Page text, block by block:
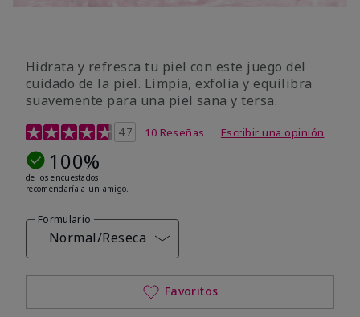
Hidrata y refresca tu piel con este juego del
cuidado de la piel. Limpia, exfolia y equilibra
suavemente para una piel sana y tersa.
Calificación de clientes de 5 de 5
4.7 10 Reseñas Escribir una opinión
100%
de los encuestados
recomendaría a un amigo.
Formulario
Normal/Reseca
Favoritos